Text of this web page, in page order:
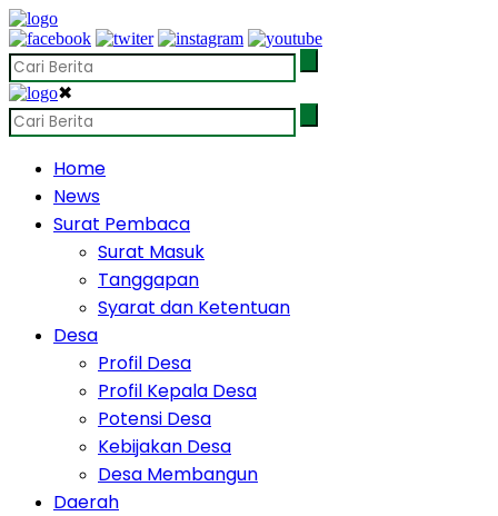
✖
Home
News
Surat Pembaca
Surat Masuk
Tanggapan
Syarat dan Ketentuan
Desa
Profil Desa
Profil Kepala Desa
Potensi Desa
Kebijakan Desa
Desa Membangun
Daerah